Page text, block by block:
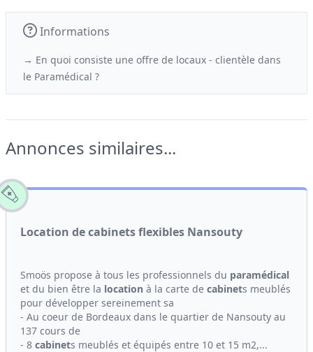
Informations
→ En quoi consiste une offre de locaux - clientèle dans
le Paramédical ?
Annonces similaires...
Location de cabinets flexibles Nansouty
Smoös propose à tous les professionnels du paramédical
et du bien être la location à la carte de cabinets meublés
pour développer sereinement sa
- Au coeur de Bordeaux dans le quartier de Nansouty au
137 cours de
- 8 cabinets meublés et équipés entre 10 et 15 m2,...